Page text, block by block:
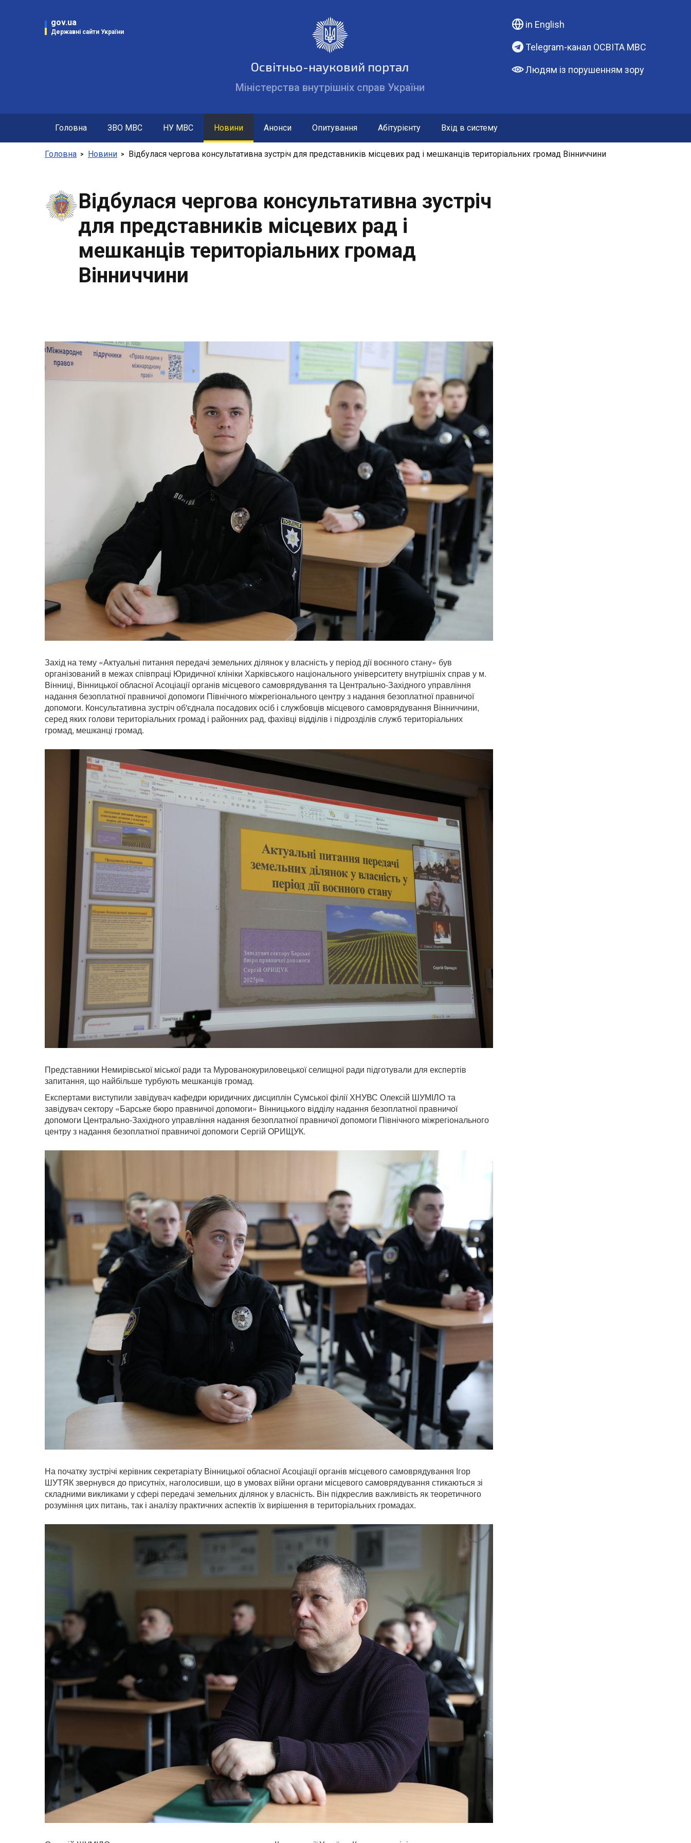
gov.ua
Державні сайти України
Освітньо-науковий портал
Міністерства внутрішніх справ України
in English
Telegram-канал ОСВІТА МВС
Людям із порушенням зору
Головна ЗВО МВС НУ МВС Новини Анонси Опитування Абітурієнту Вхід в систему
Головна Новини Відбулася чергова консультативна зустріч для представників місцевих рад і мешканців територіальних громад Вінниччини
Відбулася чергова консультативна зустріч
для представників місцевих рад і
мешканців територіальних громад
Вінниччини
Захід на тему «Актуальні питання передачі земельних ділянок у власність у період дії воєнного стану» був
організований в межах співпраці Юридичної клініки Харківського національного університету внутрішніх справ у м.
Вінниці, Вінницької обласної Асоціації органів місцевого самоврядування та Центрально-Західного управління
надання безоплатної правничої допомоги Північного міжрегіонального центру з надання безоплатної правничої
допомоги. Консультативна зустріч об'єднала посадових осіб і службовців місцевого самоврядування Вінниччини,
серед яких голови територіальних громад і районних рад, фахівці відділів і підрозділів служб територіальних
громад, мешканці громад.
Представники Немирівської міської ради та Мурованокуриловецької селищної ради підготували для експертів
запитання, що найбільше турбують мешканців громад.
Експертами виступили завідувач кафедри юридичних дисциплін Сумської філії ХНУВС Олексій ШУМІЛО та
завідувач сектору «Барське бюро правничої допомоги» Вінницького відділу надання безоплатної правничої
допомоги Центрально-Західного управління надання безоплатної правничої допомоги Північного міжрегіонального
центру з надання безоплатної правничої допомоги Сергій ОРИЩУК.
На початку зустрічі керівник секретаріату Вінницької обласної Асоціації органів місцевого самоврядування Ігор
ШУТЯК звернувся до присутніх, наголосивши, що в умовах війни органи місцевого самоврядування стикаються зі
складними викликами у сфері передачі земельних ділянок у власність. Він підкреслив важливість як теоретичного
розуміння цих питань, так і аналізу практичних аспектів їх вирішення в територіальних громадах.
Державні сайти України
Президент України
Кабінет Міністрів України
Рада національної безпеки і оборони України
Центральні та місцеві органи виконавчої влади